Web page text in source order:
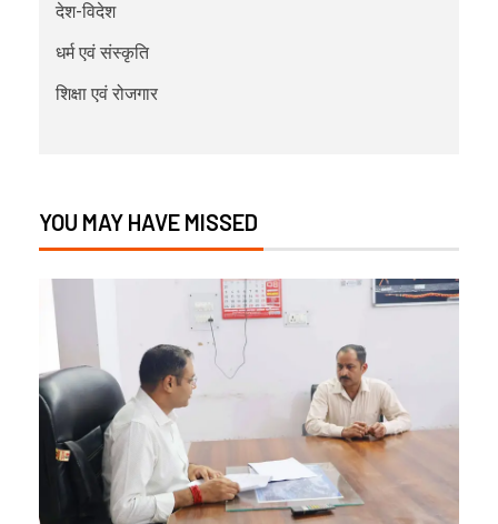
देश-विदेश
धर्म एवं संस्कृति
शिक्षा एवं रोजगार
YOU MAY HAVE MISSED